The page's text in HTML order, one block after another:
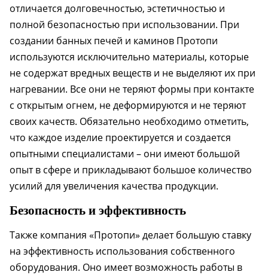
отличается долговечностью, эстетичностью и
полной безопасностью при использовании. При
создании банных печей и каминов Протопи
используются исключительно материалы, которые
не содержат вредных веществ и не выделяют их при
нагревании. Все они не теряют формы при контакте
с открытым огнем, не деформируются и не теряют
своих качеств. Обязательно необходимо отметить,
что каждое изделие проектируется и создается
опытными специалистами – они имеют большой
опыт в сфере и прикладывают большое количество
усилий для увеличения качества продукции.
Безопасность и эффективность
Также компания «Протопи» делает большую ставку
на эффективность использования собственного
оборудования. Оно имеет возможность работы в